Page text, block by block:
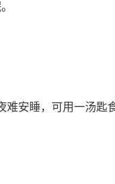
难安睡，可用一汤